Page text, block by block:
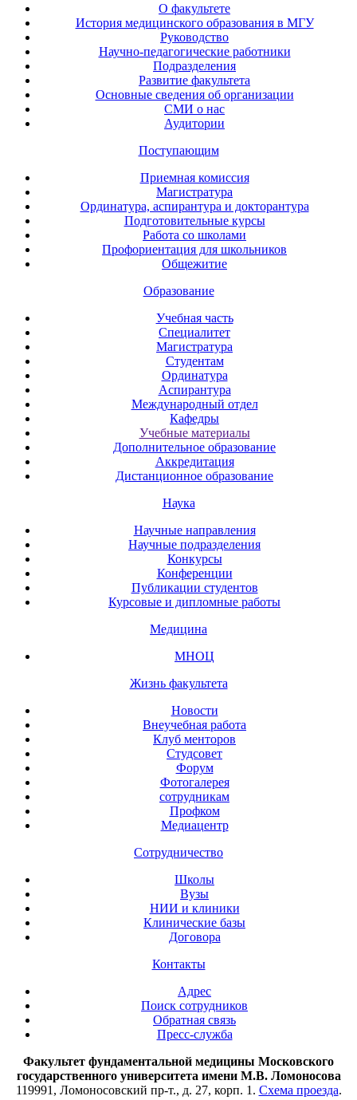
О факультете
История медицинского образования в МГУ
Руководство
Научно-педагогические работники
Подразделения
Развитие факультета
Основные сведения об организации
СМИ о нас
Аудитории
Поступающим
Приемная комиссия
Магистратура
Ординатура, аспирантура и докторантура
Подготовительные курсы
Работа со школами
Профориентация для школьников
Общежитие
Образование
Учебная часть
Специалитет
Магистратура
Студентам
Ординатура
Аспирантура
Международный отдел
Кафедры
Учебные материалы
Дополнительное образование
Аккредитация
Дистанционное образование
Наука
Научные направления
Научные подразделения
Конкурсы
Конференции
Публикации студентов
Курсовые и дипломные работы
Медицина
МНОЦ
Жизнь факультета
Новости
Внеучебная работа
Клуб менторов
Студсовет
Форум
Фотогалерея
сотрудникам
Профком
Медиацентр
Сотрудничество
Школы
Вузы
НИИ и клиники
Клинические базы
Договора
Контакты
Адрес
Поиск сотрудников
Обратная связь
Пресс-служба
Факультет фундаментальной медицины Московского
государственного университета имени М.В. Ломоносова
119991, Ломоносовский пр-т., д. 27, корп. 1. Схема проезда.